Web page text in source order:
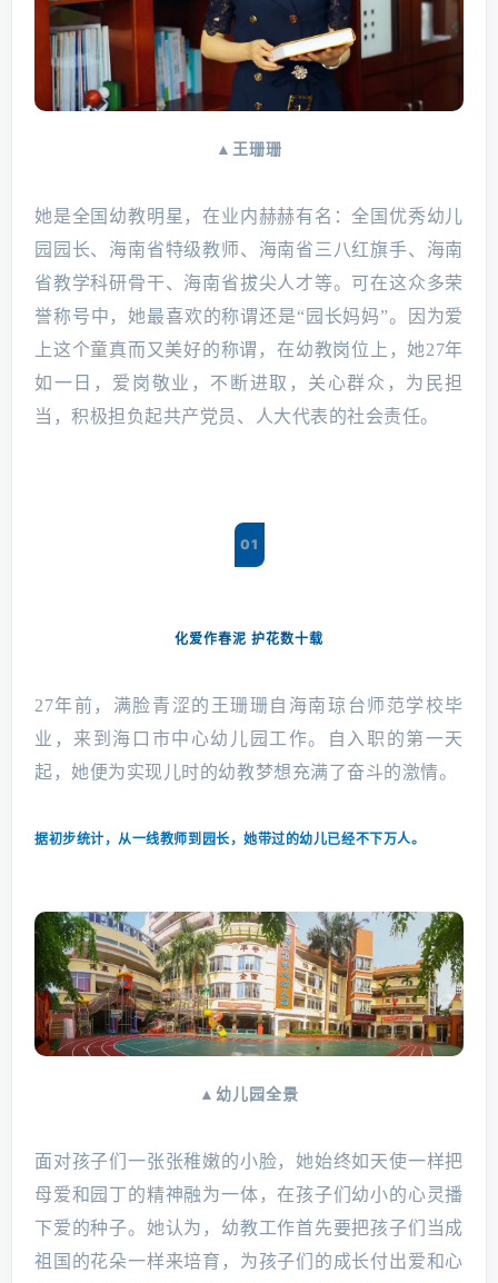
▲王珊珊
她是全国幼教明星，在业内赫赫有名：全国优秀幼儿
园园长、海南省特级教师、海南省三八红旗手、海南
省教学科研骨干、海南省拔尖人才等。可在这众多荣
誉称号中，她最喜欢的称谓还是“园长妈妈”。因为爱
上这个童真而又美好的称谓，在幼教岗位上，她27年
如一日，爱岗敬业，不断进取，关心群众，为民担
当，积极担负起共产党员、人大代表的社会责任。
01
化爱作春泥 护花数十载
27年前，满脸青涩的王珊珊自海南琼台师范学校毕
业，来到海口市中心幼儿园工作。自入职的第一天
起，她便为实现儿时的幼教梦想充满了奋斗的激情。
据初步统计，从一线教师到园长，她带过的幼儿已经不下万人。
▲幼儿园全景
面对孩子们一张张稚嫩的小脸，她始终如天使一样把
母爱和园丁的精神融为一体，在孩子们幼小的心灵播
下爱的种子。她认为，幼教工作首先要把孩子们当成
祖国的花朵一样来培育，为孩子们的成长付出爱和心